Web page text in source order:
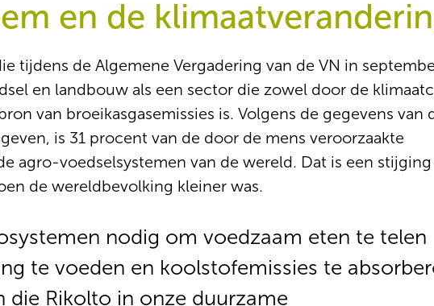
en de
tijdens de Algemene Vergadering van de VN in
en landbouw als een sector die zowel door de
van broeikasgasemissies is. Volgens de gegevens van
is 31 procent van de door de mens veroorzaakte
agro-voedselsystemen van de wereld. Dat is een stijging
de wereldbevolking kleiner was.
nodig om voedzaam eten te telen
te voeden en koolstofemissies te
die Rikolto in onze duurzame